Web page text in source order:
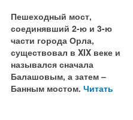
Пешеходный мост,
соединявший 2-ю и 3-ю
части города Орла,
существовал в XIX веке и
назывался сначала
Балашовым, а затем –
Банным мостом. Читать